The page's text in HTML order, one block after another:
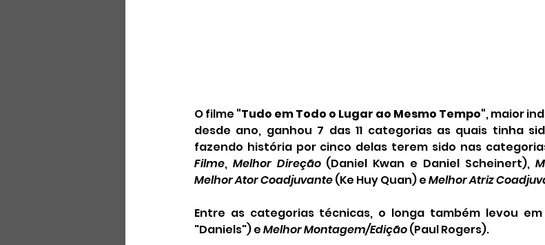
O filme "Tudo em Todo o Lugar ao Mesmo Tempo", maior
desde ano, ganhou 7 das 11 categorias as quais tinha
fazendo história por cinco delas terem sido nas
Filme, Melhor Direção (Daniel Kwan e Daniel Scheinert),
Melhor Ator Coadjuvante (Ke Huy Quan) e Melhor Atriz
Entre as categorias técnicas, o longa também levou em
"Daniels") e Melhor Montagem/Edição (Paul Rogers).